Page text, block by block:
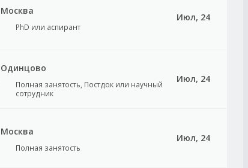
Москва
PhD или аспирант
Июл, 24
Одинцово
Полная занятость, Постдок или научный
сотрудник
Июл, 24
Москва
Полная занятость
Июл, 24